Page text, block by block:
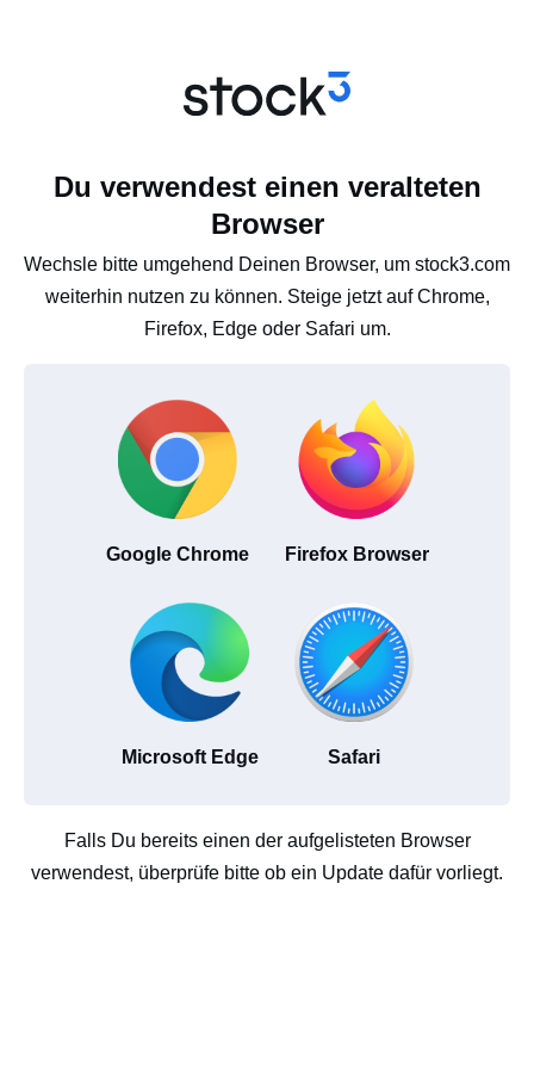
Du verwendest einen veralteten
Browser
Wechsle bitte umgehend Deinen Browser, um stock3.com
weiterhin nutzen zu können. Steige jetzt auf Chrome,
Firefox, Edge oder Safari um.
Google Chrome Firefox Browser
Microsoft Edge Safari
Falls Du bereits einen der aufgelisteten Browser
verwendest, überprüfe bitte ob ein Update dafür vorliegt.